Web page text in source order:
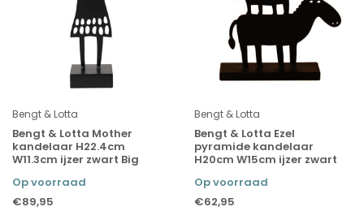
Bengt & Lotta
Bengt & Lotta Mother
kandelaar H22.4cm
W11.3cm ijzer zwart Big
Op voorraad
€89,95
Bengt & Lotta
Bengt & Lotta Ezel
pyramide kandelaar
H20cm W15cm ijzer zwart
Op voorraad
€62,95